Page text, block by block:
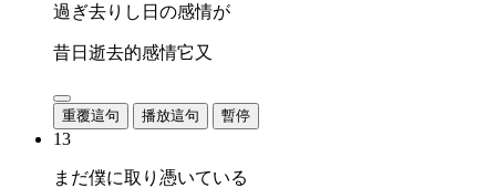
過ぎ去りし日の感情が
昔日逝去的感情它又
重覆這句 播放這句 暫停
13
まだ僕に取り憑いている